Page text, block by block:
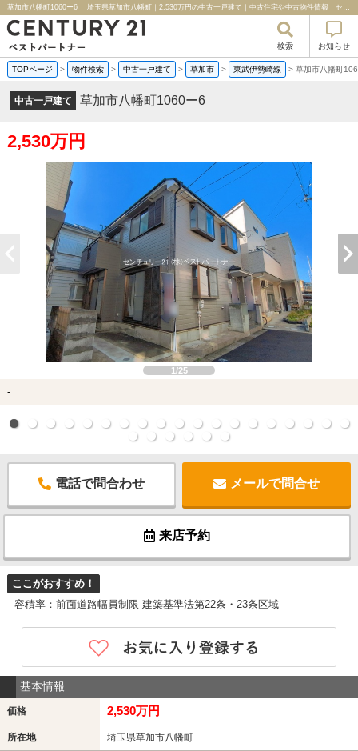
草加市八幡町1060ー6 埼玉県草加市八幡町｜2,530万円の中古一戸建て｜中古住宅や中古物件情報｜センチュリー２１ベストパートナー
検索 お知らせ
TOPページ > 物件検索 > 中古一戸建て > 草加市 > 東武伊勢崎線 > 草加市八幡町
中古一戸建て 草加市八幡町1060ー6
2,530万円
1/25
-
電話で問合わせ メールで問合せ
来店予約
ここがおすすめ！
容積率：前面道路幅員制限 建築基準法第22条・23条区域
基本情報
価格 2,530万円
所在地 埼玉県草加市八幡町